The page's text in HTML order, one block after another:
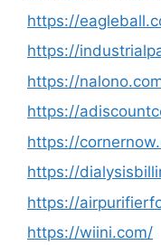
https://
https://
https://
https://
https://
https://
https://
https://wiini.com/